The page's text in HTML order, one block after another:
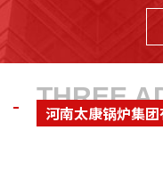
中产品制造具有较高的创
立足之根本，以 用户的
守法企业、质量信得过企
省守合同重信用企业、国
质量检验合格 企业、河南
THREE
河南太康锅炉集